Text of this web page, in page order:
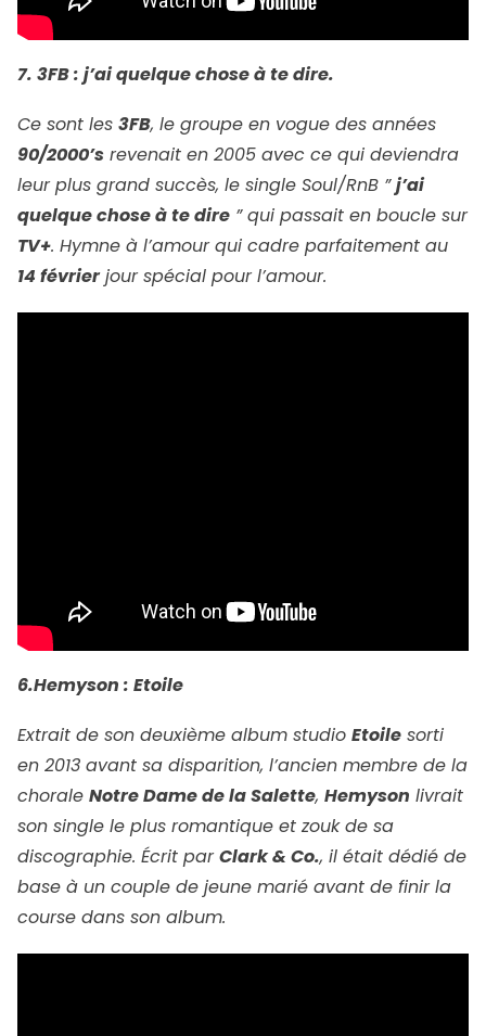
7. 3FB : j’ai quelque chose à te dire.
Ce sont les 3FB, le groupe en vogue des années
90/2000’s revenait en 2005 avec ce qui deviendra
leur plus grand succès, le single Soul/RnB ”j’ai
quelque chose à te dire ” qui passait en boucle sur
TV+. Hymne à l’amour qui cadre parfaitement au
14 févrierjour spécial pour l’amour.
6.Hemyson : Etoile
Extrait de son deuxième album studio Etoile sorti
en 2013 avant sa disparition, l’ancien membre de la
chorale Notre Dame de la Salette, Hemyson livrait
son single le plus romantique et zouk de sa
discographie. Écrit parClark & Co., il était dédié de
base à un couple de jeune marié avant de finir la
course dans son album.